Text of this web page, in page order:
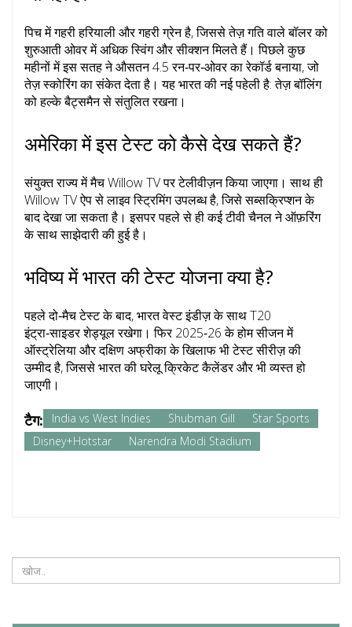
पिच में गहरी हरियाली और गहरी ग्रेन है, जिससे तेज़ गति वाले बॉलर को
शुरुआती ओवर में अधिक स्विंग और सीक्शन मिलते हैं। पिछले कुछ
महीनों में इस सतह ने औसतन 4.5 रन‑पर‑ओवर का रेकॉर्ड बनाया, जो
तेज़ स्कोरिंग का संकेत देता है। यह भारत की नई पहेली है: तेज़ बॉलिंग
को हल्के बैट्समैन से संतुलित रखना।
अमेरिका में इस टेस्ट को कैसे देख सकते हैं?
संयुक्त राज्य में मैचWillow TVपर टेलीवीज़न किया जाएगा। साथ ही
Willow TV ऐप से लाइव स्ट्रिमिंग उपलब्ध है, जिसे सब्सक्रिप्शन के
बाद देखा जा सकता है। इसपर पहले से ही कई टीवी चैनल ने ऑफ़रिंग
के साथ साझेदारी की हुई है।
भविष्य में भारत की टेस्ट योजना क्या है?
पहले दो‑मैच टेस्ट के बाद, भारत वेस्ट इंडीज़ के साथ T20
इंट्रा‑साइडर शेड्यूल रखेगा। फिर 2025‑26 के होम सीजन में
ऑस्ट्रेलिया और दक्षिण अफ्रीका के खिलाफ भी टेस्ट सीरीज़ की
उम्मीद है, जिससे भारत की घरेलू क्रिकेट कैलेंडर और भी व्यस्त हो
जाएगी।
टैग: India vs West Indies Shubman Gill
Star Sports
Disney+Hotstar
Narendra Modi Stadium